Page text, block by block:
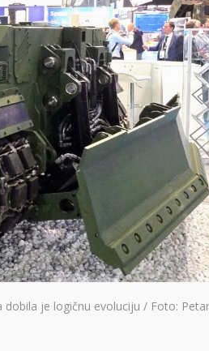
dobila je logičnu evoluciju / Foto: Petar